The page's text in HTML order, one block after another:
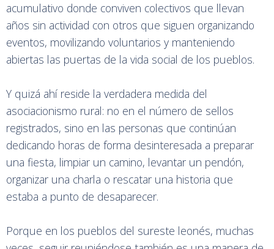
acumulativo donde conviven colectivos que llevan
años sin actividad con otros que siguen organizando
eventos, movilizando voluntarios y manteniendo
abiertas las puertas de la vida social de los pueblos.
Y quizá ahí reside la verdadera medida del
asociacionismo rural: no en el número de sellos
registrados, sino en las personas que continúan
dedicando horas de forma desinteresada a preparar
una fiesta, limpiar un camino, levantar un pendón,
organizar una charla o rescatar una historia que
estaba a punto de desaparecer.
Porque en los pueblos del sureste leonés, muchas